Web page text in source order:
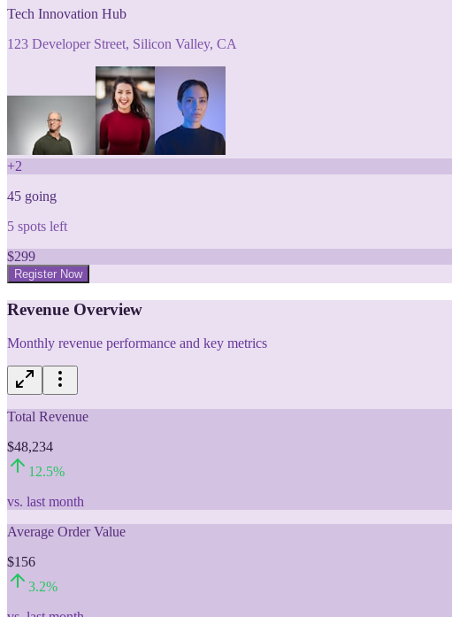
Tech Innovation Hub
123 Developer Street, Silicon Valley, CA
+2
45 going
5 spots left
$299
Register Now
Revenue Overview
Monthly revenue performance and key metrics
Total Revenue
$48,234
12.5%
vs. last month
Average Order Value
$156
3.2%